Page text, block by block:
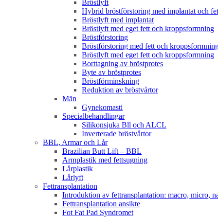
Bröstlyft
Hybrid bröstförstoring med implantat och
Bröstlyft med implantat
Bröstlyft med eget fett och kroppsformning
Bröstförstoring
Bröstförstoring med fett och
Bröstlyft med eget fett och kroppsformning
Borttagning av bröstprotes
Byte av bröstprotes
Bröstförminskning
Reduktion av bröstvårtor
Män
Gynekomasti
Specialbehandlingar
Silikonsjuka Bll och ALCL
Inverterade bröstvårtor
BBL, Armar och Lår
Brazilian Butt Lift – BBL
Armplastik med fettsugning
Lårplastik
Lårlyft
Fettransplantation
Introduktion av fettransplantation: macro, micro,
Fettransplantation ansikte
Fot Fat Pad Syndromet